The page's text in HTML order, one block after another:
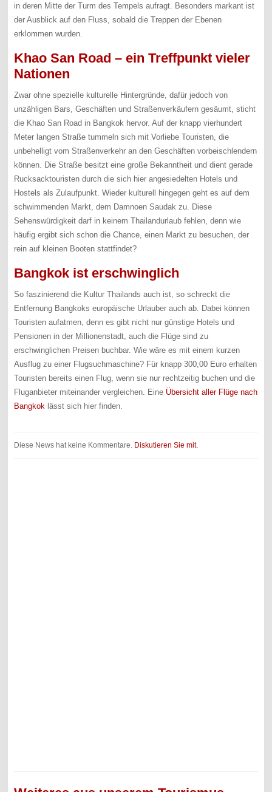
in deren Mitte der Turm des Tempels aufragt. Besonders markant ist
der Ausblick auf den Fluss, sobald die Treppen der Ebenen
erklommen wurden.
Khao San Road – ein Treffpunkt vieler
Nationen
Zwar ohne spezielle kulturelle Hintergründe, dafür jedoch von
unzähligen Bars, Geschäften und Straßenverkäufern gesäumt, sticht
die Khao San Road in Bangkok hervor. Auf der knapp vierhundert
Meter langen Straße tummeln sich mit Vorliebe Touristen, die
unbehelligt vom Straßenverkehr an den Geschäften vorbeischlendern
können. Die Straße besitzt eine große Bekanntheit und dient gerade
Rucksacktouristen durch die sich hier angesiedelten Hotels und
Hostels als Zulaufpunkt. Wieder kulturell hingegen geht es auf dem
schwimmenden Markt, dem Damnoen Saudak zu. Diese
Sehenswürdigkeit darf in keinem Thailandurlaub fehlen, denn wie
häufig ergibt sich schon die Chance, einen Markt zu besuchen, der
rein auf kleinen Booten stattfindet?
Bangkok ist erschwinglich
So faszinierend die Kultur Thailands auch ist, so schreckt die
Entfernung Bangkoks europäische Urlauber auch ab. Dabei können
Touristen aufatmen, denn es gibt nicht nur günstige Hotels und
Pensionen in der Millionenstadt, auch die Flüge sind zu
erschwinglichen Preisen buchbar. Wie wäre es mit einem kurzen
Ausflug zu einer Flugsuchmaschine? Für knapp 300,00 Euro erhalten
Touristen bereits einen Flug, wenn sie nur rechtzeitig buchen und die
Fluganbieter miteinander vergleichen. Eine Übersicht aller Flüge nach
Bangkok lässt sich hier finden.
Diese News hat keine Kommentare. Diskutieren Sie mit.